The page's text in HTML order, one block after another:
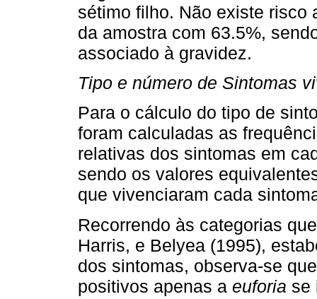
sétimo filho. Não existe risco
da amostra com 63.5%,
associado à gravidez.
Tipo e número de Sintomas
Para o cálculo do tipo de
foram cal­culadas as
relativas dos sintomas em
sendo os valores
que vivenciaram cada
Recorrendo às categorias
Harris, e Belyea (1995),
dos sintomas, observa-se
positivos apenas a euforia se